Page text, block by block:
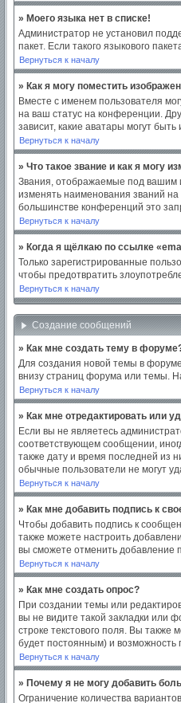
» Моего языка нет в списке!
Администратор не установил
пакет. Если такого языкового
Вернуться к началу
» Как я могу поместить
Вместе с именем пользователя
на ваш статус на конференции.
зависит, какие аватары могут
Вернуться к началу
» Что такое звание и как я могу
Звания, отображаемые под вашим
изменять наименования званий
большинстве конференций это
Вернуться к началу
» Когда я щёлкаю по ссылке
Только зарегистрированные
чтобы предотвратить
Вернуться к началу
Создание сообщений
» Как мне создать тему в
Для создания новой темы в
внизу страниц форума или темы.
Вернуться к началу
» Как мне отредактировать или
Если вы не являетесь
соответствующем сообщении,
также дату и время последней из
обычные пользователи не могут
Вернуться к началу
» Как мне добавить подпись к
Чтобы добавить подпись к
также можете настроить
вы сможете отменить добавление
Вернуться к началу
» Как мне создать опрос?
При создании темы или
вы не видите такой закладки или
строке текстового поля. Вы также
будет постоянным) и возможность
Вернуться к началу
» Почему я не могу добавить
Ограничение количества